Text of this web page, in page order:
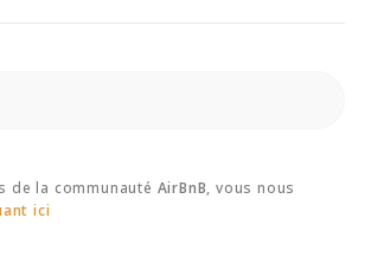
de la communauté AirBnB, vous nous
ici